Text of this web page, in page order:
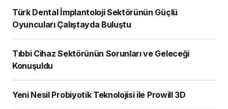
Türk Dental İmplantoloji Sektörünün Güçlü
Oyuncuları Çalıştayda Buluştu
Tıbbi Cihaz Sektörünün Sorunları ve Geleceği
Konuşuldu
Yeni Nesil Probiyotik Teknolojisi ile Prowill 3D